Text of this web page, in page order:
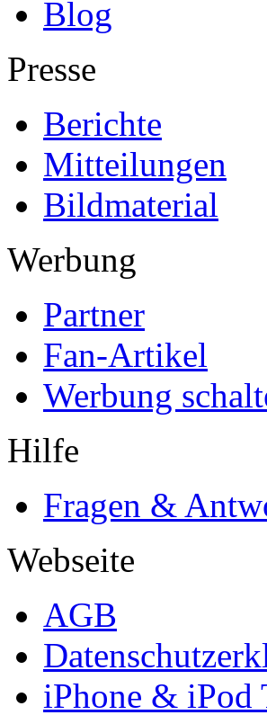
Blog
Presse
Berichte
Mitteilungen
Bildmaterial
Werbung
Partner
Fan-Artikel
Werbung
Hilfe
Fragen &
Webseite
AGB
iPhone & iPod